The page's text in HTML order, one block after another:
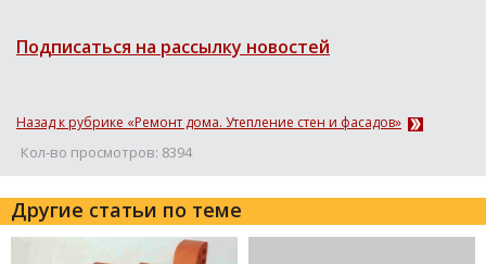
Подписаться на рассылку новостей
Назад к рубрике «Ремонт дома. Утепление стен и фасадов»
Кол-во просмотров: 8394
Другие статьи по теме